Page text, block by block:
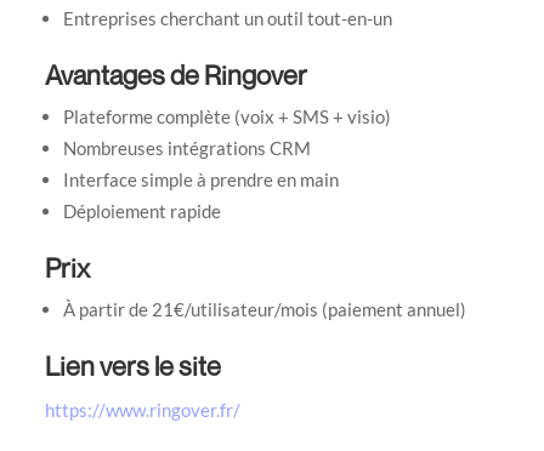
Entreprises cherchant un outil tout-en-un
Avantages de Ringover
Plateforme complète (voix + SMS + visio)
Nombreuses intégrations CRM
Interface simple à prendre en main
Déploiement rapide
Prix
À partir de 21€/utilisateur/mois (paiement annuel)
Lien vers le site
https://www.ringover.fr/